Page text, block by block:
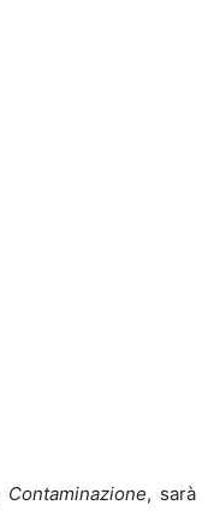
Contaminazione, sarà